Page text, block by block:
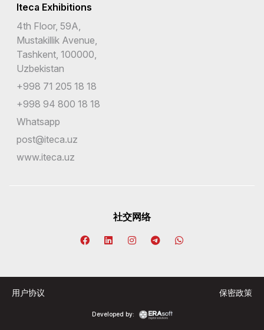
Iteca Exhibitions
4th Floor, 59A,
Mustakillik Avenue,
Tashkent, 100000,
Uzbekistan
+998 71 205 18 18
+998 94 800 18 18
Whatsapp
post@iteca.uz
www.iteca.uz
社交网络
Developed by:
用户协议 保密政策